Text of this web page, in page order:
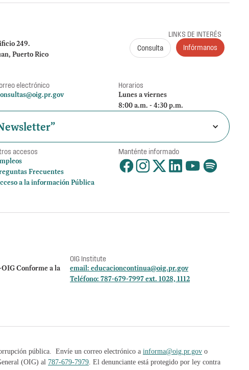
249.
Puerto Rico
LINKS DE INTERÉS
Consulta
Infórmanos
electrónico Horarios
Lunes a viernes
8:00 a.m. - 4:30 p.m.
accesos
Frecuentes
a la información Pública
Manténte informado
Conforme a la
OIG Institute
email: educacioncontinua@oig.pr.gov
Teléfono: 787-679-7997 ext. 1028, 1112
pública. Envíe un correo electrónico a informa@oig.pr.gov o
(OIG) al 787-679-7979. El denunciante está protegido por ley contra